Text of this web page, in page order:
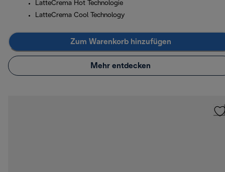
LatteCrema Hot Technologie
LatteCrema Cool Technology
Zum Warenkorb hinzufügen
Mehr entdecken